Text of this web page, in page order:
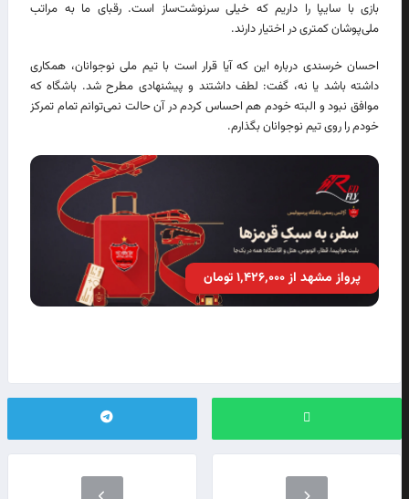
بازی با سایپا را داریم که خیلی سرنوشت‌ساز است. رقبای ما به مراتب
ملی‌پوشان کمتری در اختیار دارند.
احسان خرسندی درباره این که آیا قرار است با تیم ملی نوجوانان، همکاری
داشته باشد یا نه، گفت: لطف داشتند و پیشنهادی مطرح شد. باشگاه که
موافق نبود و البته خودم هم احساس کردم در آن حالت نمی‌توانم تمام تمرکز
خودم را روی تیم نوجوانان بگذارم.
پرواز مشهد از ۱٬۴۲۶٬۰۰۰ تومان